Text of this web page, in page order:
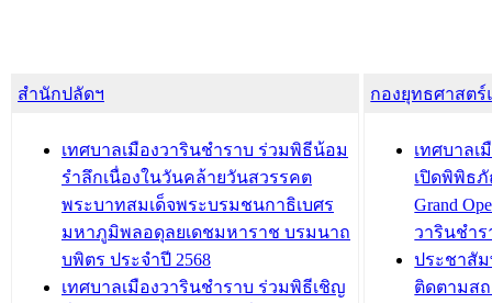
สำนักปลัดฯ
เทศบาลเมืองวารินชำราบ ร่วมพิธีน้อม
รำลึกเนื่องในวันคล้ายวันสวรรคต
พระบาทสมเด็จพระบรมชนกาธิเบศร
มหาภูมิพลอดุลยเดชมหาราช บรมนาถ
บพิตร ประจำปี 2568
เทศบาลเมืองวารินชำราบ ร่วมพิธีเชิญ
กองยุทธศาสต
เทศบาลเ
เปิดพิพิธภั
Grand
วารินชำร
ประชาสัม
ติดตามส